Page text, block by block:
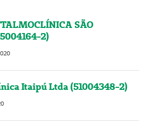
SÃO
2)
Itaipú Ltda (51004348-2)